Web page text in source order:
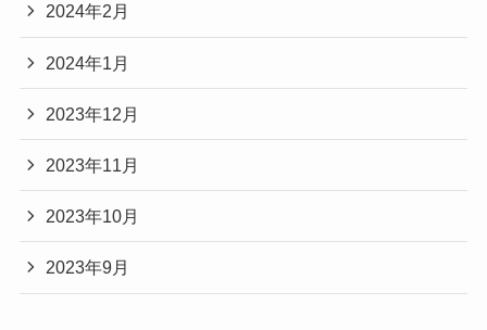
2024年2月
2024年1月
2023年12月
2023年11月
2023年10月
2023年9月